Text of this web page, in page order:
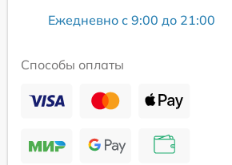
Ежедневно с 9:00 до 21:00
Способы оплаты